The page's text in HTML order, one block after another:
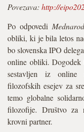
Povezava: http://
Po odpovedi
obliki, ki je bila letos
bo slovenska IPO
online obliki. Dogodek
sestavljen iz online
filozofskih esejev za
temo globalne
filozofije. Društvo za
krovni partner.